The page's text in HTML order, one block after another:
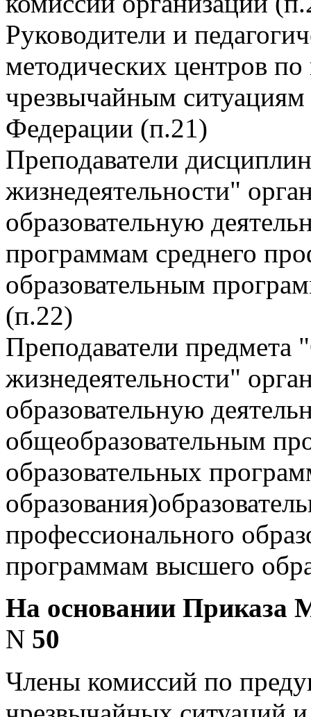
Руководители и
методических центров
чрезвычайным ситуациям
Федерации (п.21)
Преподаватели
жизнедеятельности"
образовательную
программам среднего
образовательным
(п.22)
Преподаватели предмета
жизнедеятельности"
образовательную
общеобразовательным
образовательных
образования)
профессионального
программам высшего
На основании Приказа
N 50
Члены комиссий по